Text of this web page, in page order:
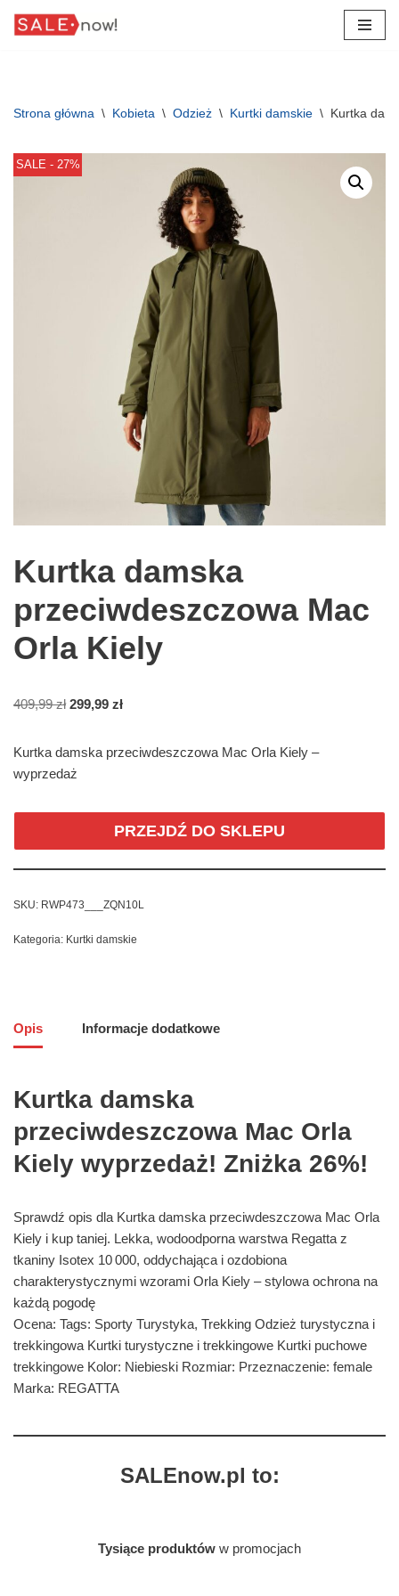
Strona główna \ Kobieta \ Odzież \ Kurtki damskie \ Kurtka
SALE - 27%
Kurtka damska
przeciwdeszczowa Mac
Orla Kiely
409,99zł 299,99 zł
Kurtka damska przeciwdeszczowa Mac Orla Kiely –
wyprzedaż
PRZEJDŹ DO SKLEPU
SKU: RWP473___ZQN10L
Kategoria: Kurtki damskie
Opis Informacje dodatkowe
Kurtka damska
przeciwdeszczowa Mac Orla
Kiely wyprzedaż! Zniżka 26%!
Sprawdź opis dla Kurtka damska przeciwdeszczowa Mac Orla
Kiely i kup taniej. Lekka, wodoodporna warstwa Regatta z
tkaniny Isotex 10 000, oddychająca i ozdobiona
charakterystycznymi wzorami Orla Kiely – stylowa ochrona na
każdą pogodę
Ocena: Tags: Sporty Turystyka, Trekking Odzież turystyczna i
trekkingowa Kurtki turystyczne i trekkingowe Kurtki puchowe
trekkingowe Kolor: Niebieski Rozmiar: Przeznaczenie: female
Marka: REGATTA
SALEnow.pl to:
Tysiące produktów w promocjach